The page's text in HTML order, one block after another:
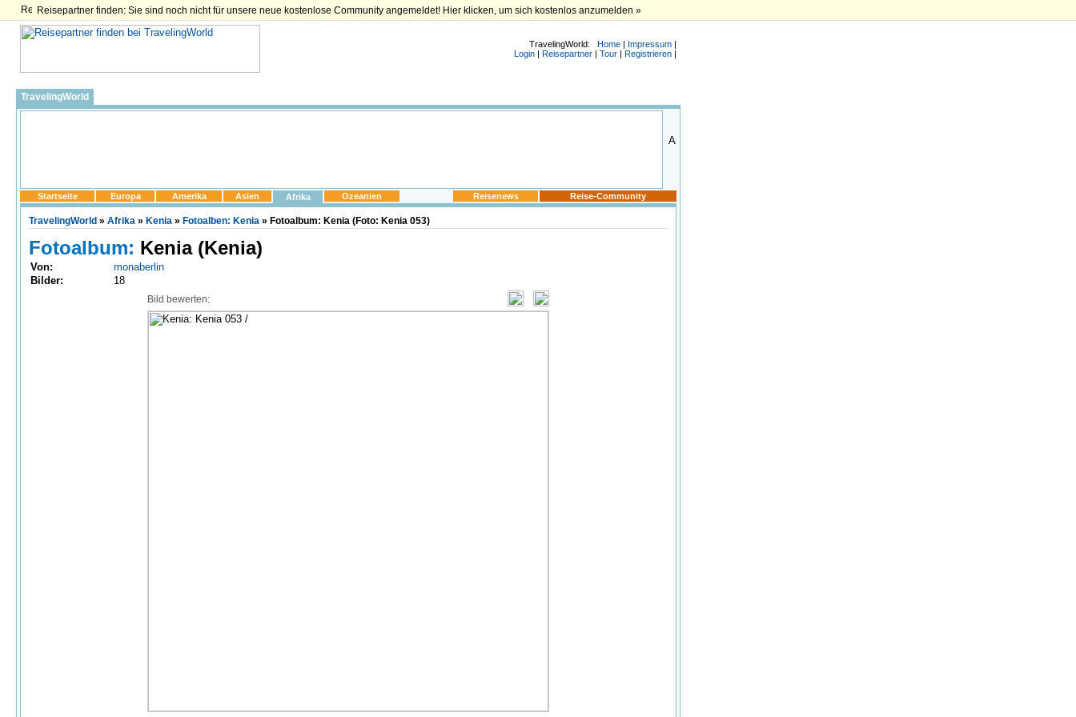
Reisepartner finden: Sie sind noch nicht für unsere neue kostenlose Community angemeldet! Hier klicken, um sich kostenlos anzumelden »
TravelingWorld: Home | Impressum |
Login | Reisepartner | Tour | Registrieren |
TravelingWorld
Startseite Europa Amerika Asien Afrika Ozeanien Reisenews Reise-Community
TravelingWorld » Afrika » Kenia » Fotoalben: Kenia » Fotoalbum: Kenia (Foto: Kenia 053)
Fotoalbum: Kenia (Kenia)
Von:
monaberlin
Bilder:
18
Bild bewerten: